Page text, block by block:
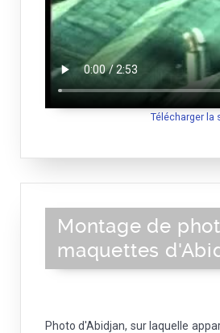
Télécharger la
Montage de
maquettes
Photo d'Abidjan, sur laquelle